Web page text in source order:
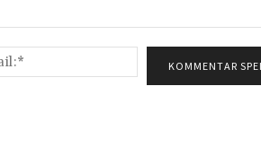
Mail:*